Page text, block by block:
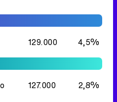
129.000 4,5%
127.000
2,8%